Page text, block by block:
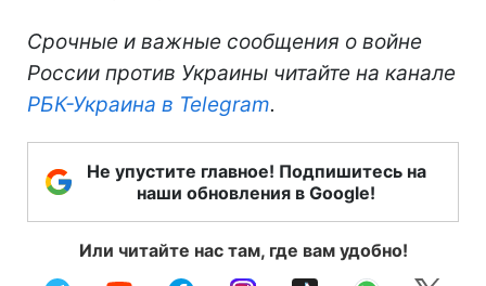
Срочные и важные сообщения о войне
России против Украины читайте на канале
РБК-Украина в Telegram.
Не упустите главное! Подпишитесь на
наши обновления в Google!
Или читайте нас там, где вам удобно!